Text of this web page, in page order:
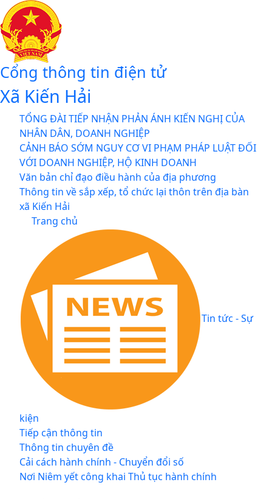
Cổng thông tin điện tử
Xã Kiến Hải
TỔNG ĐÀI TIẾP NHẬN PHẢN ÁNH KIẾN NGHỊ CỦA
NHÂN DÂN, DOANH NGHIỆP
CẢNH BÁO SỚM NGUY CƠ VI PHẠM PHÁP LUẬT ĐỐI
VỚI DOANH NGHIỆP, HỘ KINH DOANH
Văn bản chỉ đạo điều hành của địa phương
Thông tin về sắp xếp, tổ chức lại thôn trên địa bàn
xã Kiến Hải
Trang chủ
Tin tức - Sự
kiện
Tiếp cận thông tin
Thông tin chuyên đề
Cải cách hành chính - Chuyển đổi số
Nơi Niêm yết công khai Thủ tục hành chính